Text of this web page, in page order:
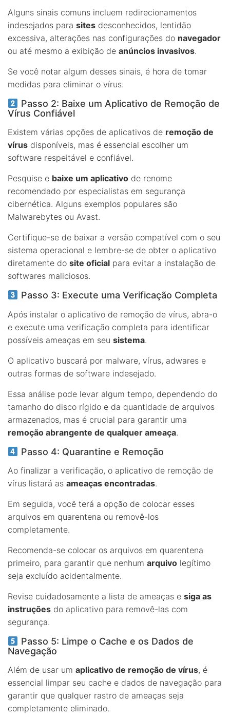
Alguns sinais comuns incluem redirecionamentos
indesejados para sites desconhecidos, lentidão
excessiva, alterações nas configurações do navegador
ou até mesmo a exibição de anúncios invasivos.
Se você notar algum desses sinais, é hora de tomar
medidas para eliminar o vírus.
Passo 2: Baixe um Aplicativo de Remoção de
Vírus Confiável
Existem várias opções de aplicativos de remoção de
vírus disponíveis, mas é essencial escolher um
software respeitável e confiável.
Pesquise e baixe um aplicativo de renome
recomendado por especialistas em segurança
cibernética. Alguns exemplos populares são
Malwarebytes ou Avast.
Certifique-se de baixar a versão compatível com o seu
sistema operacional e lembre-se de obter o aplicativo
diretamente do site oficial para evitar a instalação de
softwares maliciosos.
Passo 3: Execute uma Verificação Completa
Após instalar o aplicativo de remoção de vírus, abra-o
e execute uma verificação completa para identificar
possíveis ameaças em seu sistema.
O aplicativo buscará por malware, vírus, adwares e
outras formas de software indesejado.
Essa análise pode levar algum tempo, dependendo do
tamanho do disco rígido e da quantidade de arquivos
armazenados, mas é crucial para garantir uma
remoção abrangente de qualquer ameaça.
Passo 4: Quarantine e Remoção
Ao finalizar a verificação, o aplicativo de remoção de
vírus listará as ameaças encontradas.
Em seguida, você terá a opção de colocar esses
arquivos em quarentena ou removê-los
completamente.
Recomenda-se colocar os arquivos em quarentena
primeiro, para garantir que nenhum arquivo legítimo
seja excluído acidentalmente.
Revise cuidadosamente a lista de ameaças e siga as
instruções do aplicativo para removê-las com
segurança.
Passo 5: Limpe o Cache e os Dados de
Navegação
Além de usar um aplicativo de remoção de vírus, é
essencial limpar seu cache e dados de navegação para
garantir que qualquer rastro de ameaças seja
completamente eliminado.